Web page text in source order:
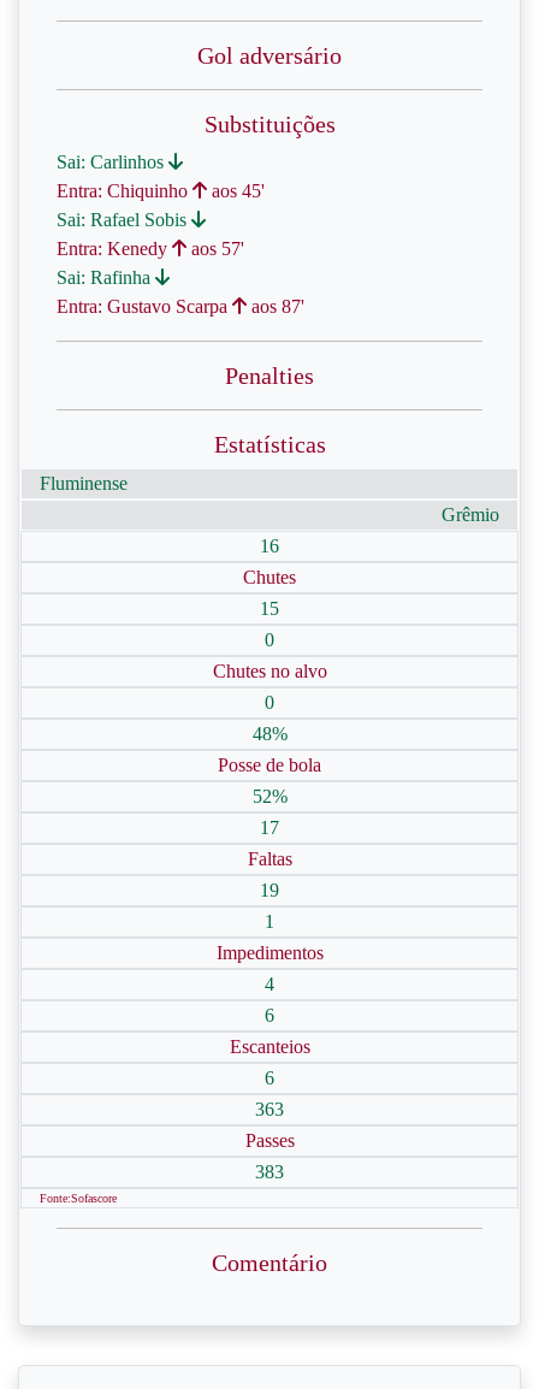
Gol adversário
Substituições
Sai: Carlinhos
Entra: Chiquinho
aos 45'
Sai: Rafael Sobis
Entra: Kenedy
aos 57'
Sai: Rafinha
Entra: Gustavo Scarpa
aos 87'
Penalties
Estatísticas
Fluminense
Grêmio
16
Chutes
15
0
Chutes no alvo
0
48%
Posse de bola
52%
17
Faltas
19
1
Impedimentos
4
6
Escanteios
6
363
Passes
383
Fonte:Sofascore
Comentário